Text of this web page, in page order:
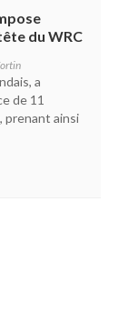
du WRC
a
de 11
prenant ainsi